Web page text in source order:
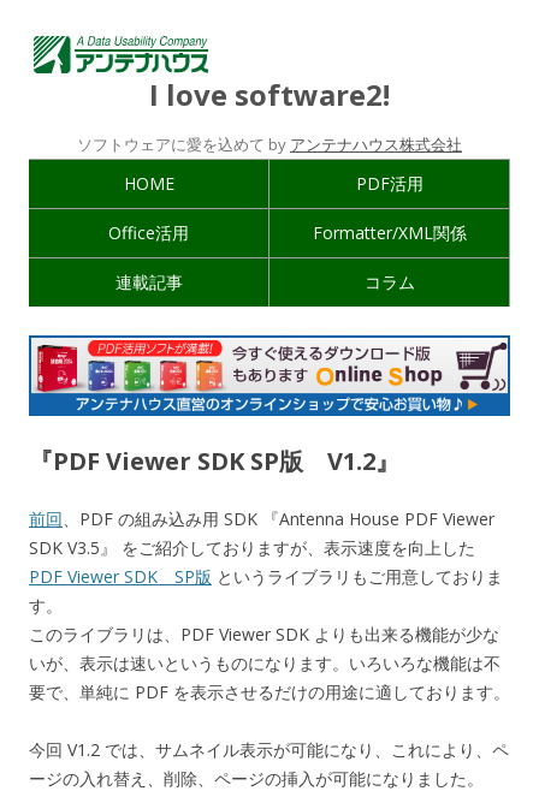
I love software2!
ソフトウェアに愛を込めて by アンテナハウス株式会社
HOME PDF活用
Office活用 Formatter/XML関係
連載記事 コラム
『PDF Viewer SDK SP版 V1.2』
前回 、PDF の組み込み用 SDK 『Antenna House PDF Viewer
SDK V3.5』 をご紹介しておりますが、表示速度を向上した
PDF Viewer SDK SP版 というライブラリもご用意しておりま
す。
このライブラリは、PDF Viewer SDK よりも出来る機能が少な
いが、表示は速いというものになります。いろいろな機能は不
要で、単純に PDF を表示させるだけの用途に適しております。
今回 V1.2 では、サムネイル表示が可能になり、これにより、ペ
ージの入れ替え、削除、ページの挿入が可能になりました。